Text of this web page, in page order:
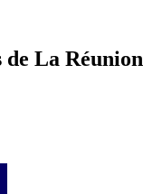
de La Réunion